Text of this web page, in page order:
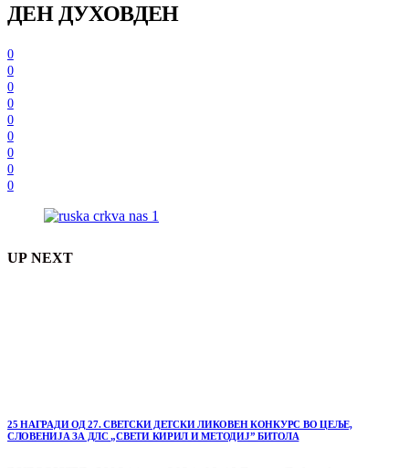
ДЕН ДУХОВДЕН
0
0
0
0
0
0
0
0
0
UP NEXT
25 НАГРАДИ ОД 27. СВЕТСКИ ДЕТСКИ ЛИКОВЕН КОНКУРС ВО ЦЕЉЕ,
СЛОВЕНИЈА ЗА ДЛС „СВЕТИ КИРИЛ И МЕТОДИЈ” БИТОЛА